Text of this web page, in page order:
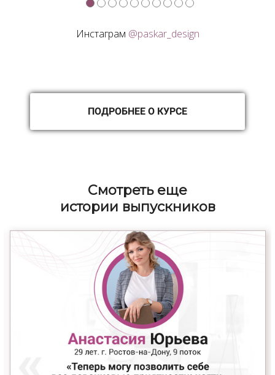
Инстаграм @paskar_design
ПОДРОБНЕЕ О КУРСЕ
Cмотреть еще
истории выпускников